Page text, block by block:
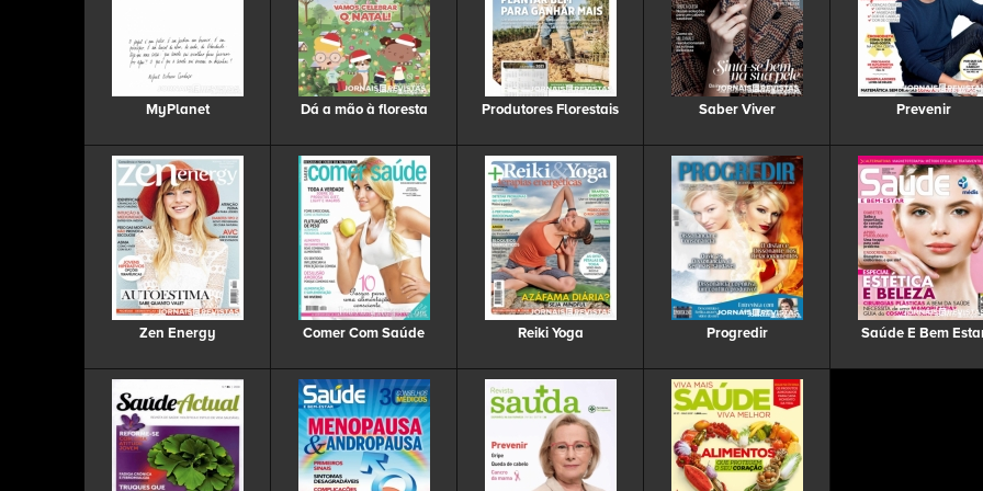
MyPlanet Dá a mão à floresta Produtores Florestais Saber Viver Prevenir
Zen Energy Comer Com Saúde Reiki Yoga Progredir Saúde E Bem